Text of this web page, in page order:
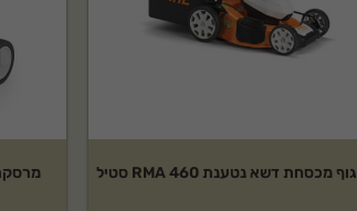
גוף מכסחת דשא נטענת RMA 460 סטיל